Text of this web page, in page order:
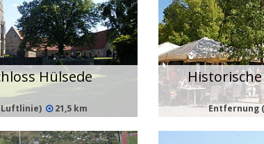
Hülsede
21,5 km Entfernung